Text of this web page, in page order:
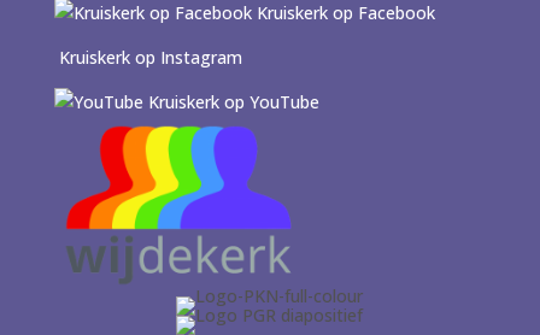
Kruiskerk op Facebook
Kruiskerk op Instagram
Kruiskerk op YouTube